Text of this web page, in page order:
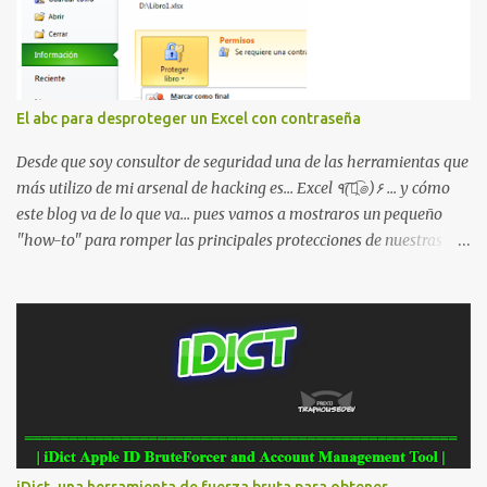
de software PDA y de firmware *#*#232337#*#* : Muestra la
dirección Bluetooth del smartphone *#*#232338#*#* : Muestra
la dirección MAC del la tarjeta WiFi del dispositivo *#*#2663#*#*
: Visualiza la versión de la pantalla táctil del smartphone
*#*#3264#*#* : Muestra que versión de memoria RAM está
disponible en el smartphone o la tablet *#*#34971539#*#* :
Visualiza la información detallada d...
El abc para desproteger un Excel con contraseña
Desde que soy consultor de seguridad una de las herramientas que
más utilizo de mi arsenal de hacking es... Excel ٩(͡๏̯͡๏)۶ ... y cómo
este blog va de lo que va... pues vamos a mostraros un pequeño
"how-to" para romper las principales protecciones de nuestras